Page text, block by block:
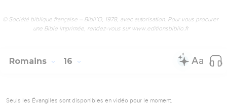
© Société biblique française – Bibli’O, 1978, avec autorisation. Pour vous procurer
une Bible imprimée, rendez-vous sur www.editionsbiblio.fr
Romains 16
Seuls les Évangiles sont disponibles en vidéo pour le moment.